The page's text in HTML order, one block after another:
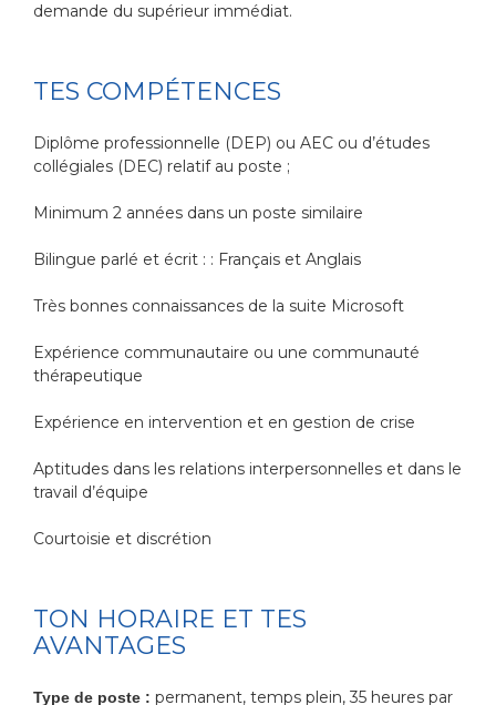
demande du supérieur immédiat.
TES COMPÉTENCES
Diplôme professionnelle (DEP) ou AEC ou d’études
collégiales (DEC) relatif au poste ;
Minimum 2 années dans un poste similaire
Bilingue parlé et écrit : : Français et Anglais
Très bonnes connaissances de la suite Microsoft
Expérience communautaire ou une communauté
thérapeutique
Expérience en intervention et en gestion de crise
Aptitudes dans les relations interpersonnelles et dans le
travail d’équipe
Courtoisie et discrétion
TON HORAIRE ET TES
AVANTAGES
Type de poste : permanent, temps plein, 35 heures par